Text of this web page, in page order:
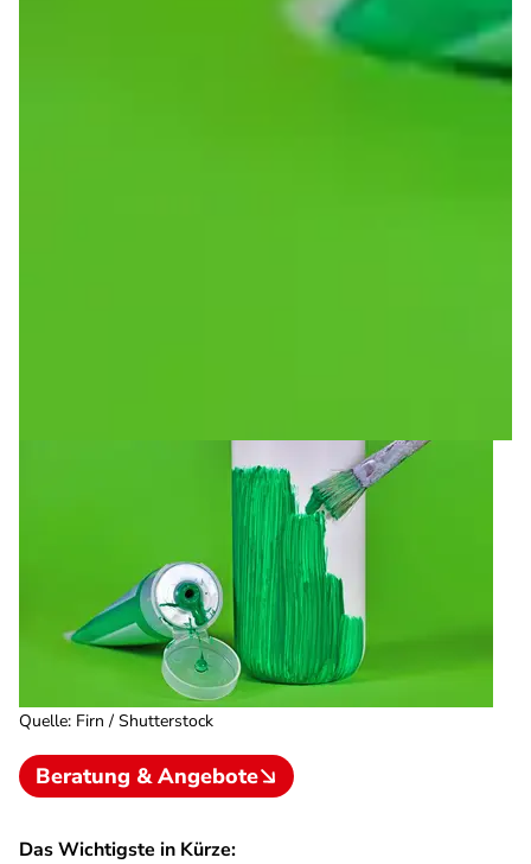
Quelle: Firn / Shutterstock
Beratung & Angebote
Das Wichtigste in Kürze: